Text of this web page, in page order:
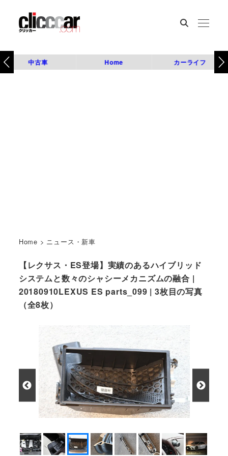
中古車 Home カーライフ
Home > ニュース・新車
【レクサス・ES登場】実績のあるハイブリッド
システムと数々のシャシーメカニズムの融合 |
20180910LEXUS ES parts_099 | 3枚目の写真
（全8枚）